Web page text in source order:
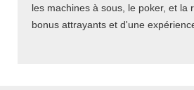
les machines à sous, le poker, et la
bonus attrayants et d'une